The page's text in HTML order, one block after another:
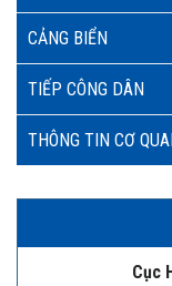
CẢNG BIỂN
TIẾP CÔNG DÂN
THÔNG TIN CƠ
Cục